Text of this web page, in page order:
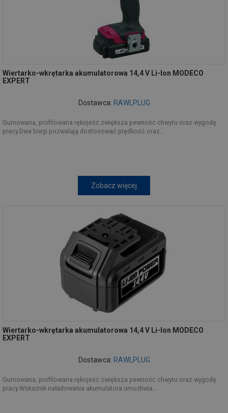
Wiertarko-wkrętarka akumulatorowa 14,4 V Li-Ion MODECO
EXPERT
Dostawca: RAWLPLUG
Gumowana, profilowana rękojeść zwiększa pewność chwytu oraz wygodę
pracy.Dwa biegi pozwalają dostosować prędkość oraz...
Zobacz więcej
Wiertarko-wkrętarka akumulatorowa 14,4 V Li-Ion MODECO
EXPERT
Dostawca: RAWLPLUG
Gumowana, profilowana rękojeść zwiększa pewność chwytu oraz wygodę
pracy.Wskaźnik naładowania akumulatora umożliwia...